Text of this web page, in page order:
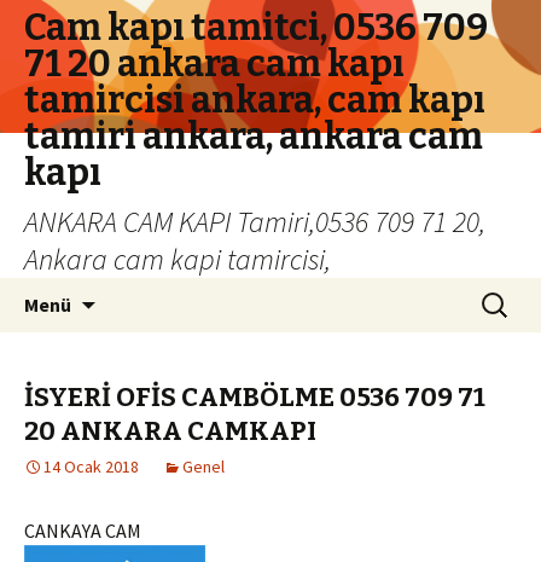
Cam kapı tamitci, 0536 709
71 20 ankara cam kapı
tamircisi ankara, cam kapı
tamiri ankara, ankara cam
kapı
ANKARA CAM KAPI Tamiri,0536 709 71 20,
Ankara cam kapi tamircisi,
Menü Arama:
İSYERİ OFİS CAMBÖLME 0536 709 71
20 ANKARA CAMKAPI
14 Ocak 2018 Genel
CANKAYA CAM